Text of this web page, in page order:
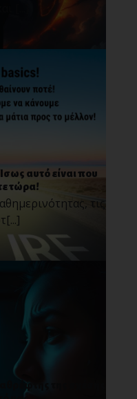
αυτό είναι που
τώρα!
τις
της σχέσης